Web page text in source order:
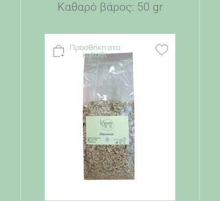
Καθαρό βάρος: 50 gr
Προσθήκη στο
καλάθι